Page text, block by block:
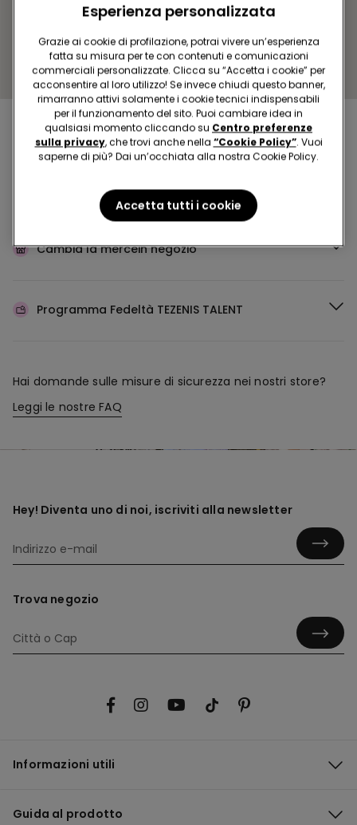
TRAVESIA DE GARBERA 1 LOCAL
105
Chiuso adesso
riapre alle
10:00
Ottieni indicazioni
Acquista in negozio e ricevil’ordine ovunque tu sia
Rendi il tuo ordinedove vuoi
Cambia la mercein negozio
Programma Fedeltà TEZENIS TALENT
Hai domande sulle misure di sicurezza nei nostri store?
Leggi le nostre FAQ
Hey! Diventa uno di noi, iscriviti alla newsletter
Trova negozio
Informazioni utili
Guida al prodotto
Esperienza personalizzata
Grazie ai cookie di profilazione, potrai vivere un’esperienza
fatta su misura per te con contenuti e comunicazioni
commerciali personalizzate. Clicca su “Accetta i cookie” per
acconsentire al loro utilizzo! Se invece chiudi questo banner,
rimarranno attivi solamente i cookie tecnici indispensabili
per il funzionamento del sito. Puoi cambiare idea in
qualsiasi momento cliccando su Centro preferenze
sulla privacy, che trovi anche nella “Cookie Policy”. Vuoi
saperne di più? Dai un’occhiata alla nostra Cookie Policy.
Accetta tutti i cookie